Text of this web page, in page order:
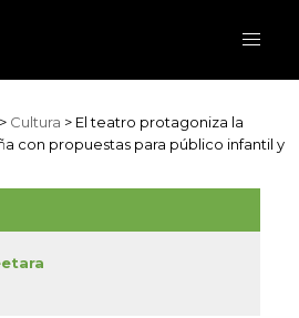
> Cultura > El teatro protagoniza la
con propuestas para público infantil y